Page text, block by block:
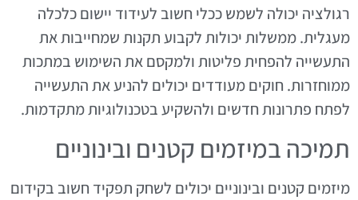
רגולציה יכולה לשמש ככלי חשוב לעידוד יישום כלכלה
מעגלית. ממשלות יכולות לקבוע תקנות שמחייבות את
התעשייה להפחית פליטות ולמקסם את השימוש במתכות
ממוחזרות. חוקים מעודדים יכולים להניע את התעשייה
לפתח פתרונות חדשים ולהשקיע בטכנולוגיות מתקדמות.
תמיכה במיזמים קטנים ובינוניים
מיזמים קטנים ובינוניים יכולים לשחק תפקיד חשוב בקידום